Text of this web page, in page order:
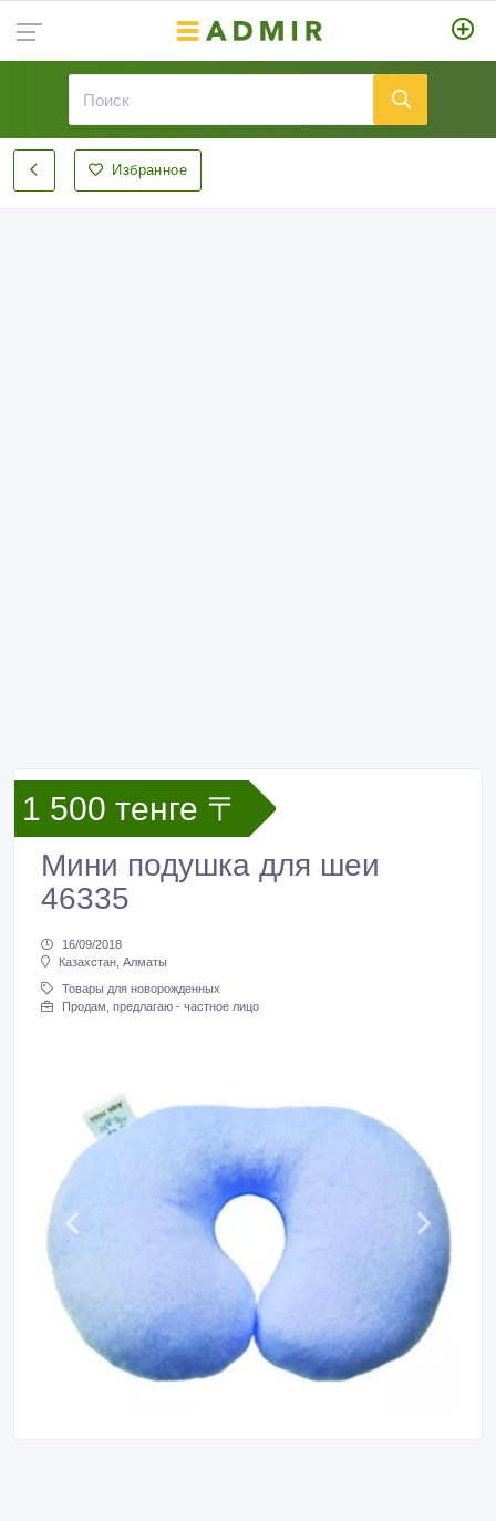
Избранное
1 500 тенге 〒
Мини подушка для шеи
46335
16/09/2018
Казахстан, Алматы
Товары для новорожденных
Продам, предлагаю - частное лицо